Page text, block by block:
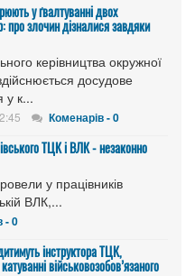
у ґвалтуванні двох
про злочин дізналися завдяки
керівництва окружної
досудове
у к...
Коменарів - 0
ТЦК і ВЛК - незаконно
у працівників
ВЛК,...
- 0
інструктора ТЦК,
військовозобов’язаного